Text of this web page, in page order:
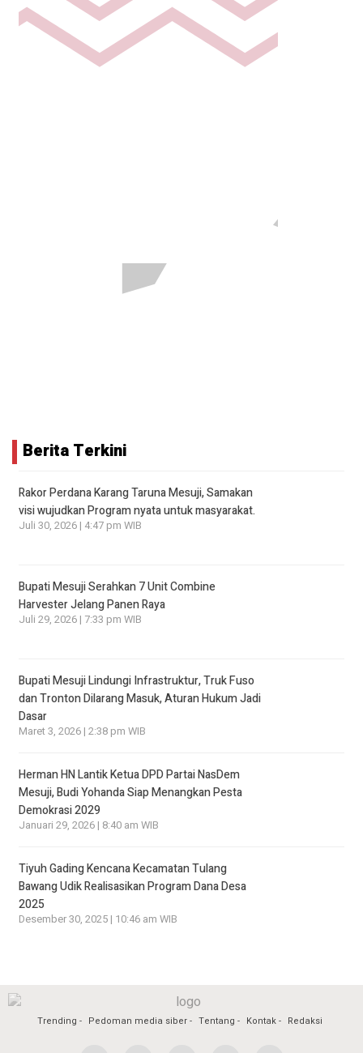
Berita Terkini
Rakor Perdana Karang Taruna Mesuji, Samakan
visi wujudkan Program nyata untuk masyarakat.
Juli 30, 2026 | 4:47 pm WIB
Bupati Mesuji Serahkan 7 Unit Combine
Harvester Jelang Panen Raya
Juli 29, 2026 | 7:33 pm WIB
Bupati Mesuji Lindungi Infrastruktur, Truk Fuso
dan Tronton Dilarang Masuk, Aturan Hukum Jadi
Dasar
Maret 3, 2026 | 2:38 pm WIB
Herman HN Lantik Ketua DPD Partai NasDem
Mesuji, Budi Yohanda Siap Menangkan Pesta
Demokrasi 2029
Januari 29, 2026 | 8:40 am WIB
Tiyuh Gading Kencana Kecamatan Tulang
Bawang Udik Realisasikan Program Dana Desa
2025
Desember 30, 2025 | 10:46 am WIB
Trending Pedoman media siber Tentang Kontak Redaksi